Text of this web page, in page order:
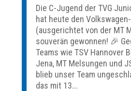
Die C-Jugend der TVG
hat heute den
(ausgerichtet von der MT
souverän gewonnen! 🎉
Teams wie TSV Hannover
Jena, MT Melsungen und
blieb unser Team
das mit 13...